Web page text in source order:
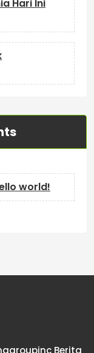
Hari Ini
world!
Berita